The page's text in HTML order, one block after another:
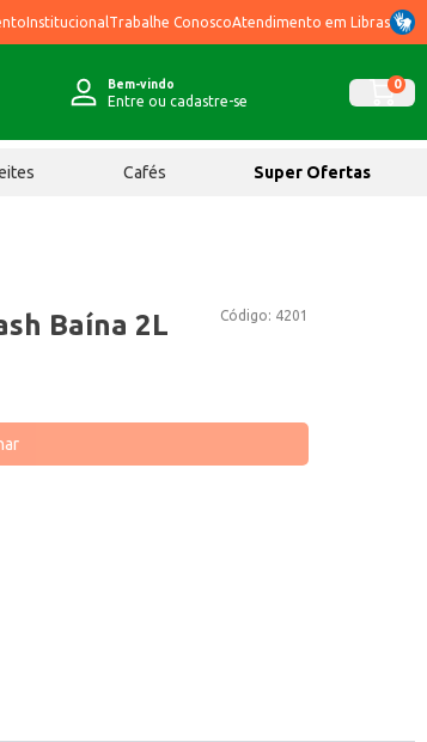
Institucional Trabalhe ConoscoAtendimento em Libras
Bem-vindo
Entre ou cadastre-se
0
Cafés Super Ofertas
Código: 4201
Baína 2L